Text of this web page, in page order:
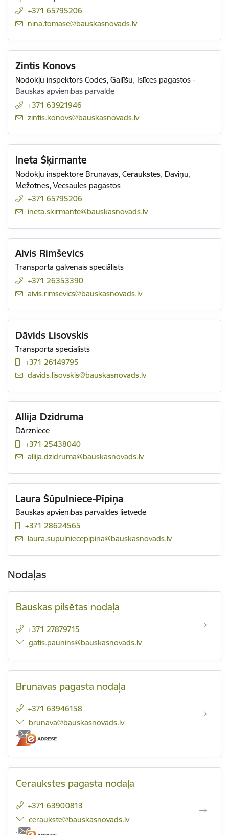
+371 65795206
E-pasts:
nina.tomase@bauskasnovads.lv
Zintis Konovs
Nodokļu inspektors Codes, Gailīšu, Īslīces pagastos -
Bauskas apvienības pārvalde
+371 63921946
E-pasts:
zintis.konovs@bauskasnovads.lv
Ineta Šķirmante
Nodokļu inspektore Brunavas, Ceraukstes, Dāviņu,
Mežotnes, Vecsaules pagastos
+371 65795206
E-pasts:
ineta.skirmante@bauskasnovads.lv
Aivis Rimševics
Transporta galvenais speciālists
+371 26353390
E-pasts:
aivis.rimsevics@bauskasnovads.lv
Dāvids Lisovskis
Transporta speciālists
+371 26149795
E-pasts:
davids.lisovskis@bauskasnovads.lv
Allija Dzidruma
Dārzniece
+371 25438040
E-pasts:
allija.dzidruma@bauskasnovads.lv
Laura Šūpulniece-Pīpiņa
Bauskas apvienības pārvaldes lietvede
+371 28624565
E-pasts:
laura.supulniecepipina@bauskasnovads.lv
Nodaļas
Bauskas pilsētas nodaļa
+371 27879715
E-pasts:
gatis.paunins@bauskasnovads.lv
Brunavas pagasta nodaļa
+371 63946158
E-pasts:
brunava@bauskasnovads.lv
Ceraukstes pagasta nodaļa
+371 63900813
E-pasts:
ceraukste@bauskasnovads.lv